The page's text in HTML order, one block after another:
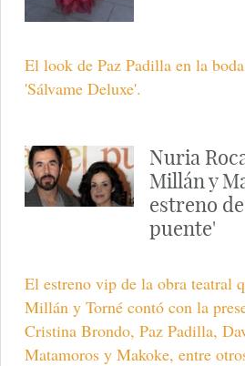
El look de Paz Padilla en la
'Sálvame Deluxe'.
Nuria
Millán y
estreno
puente'
El estreno vip de la obra teatral
Millán y Torné contó con la
Cristina Brondo, Paz Padilla,
Matamoros y Makoke, entre